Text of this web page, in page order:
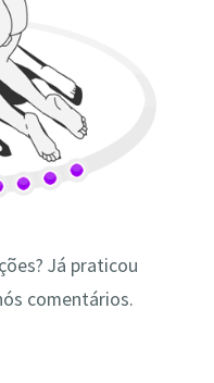
Já praticou
comentários.